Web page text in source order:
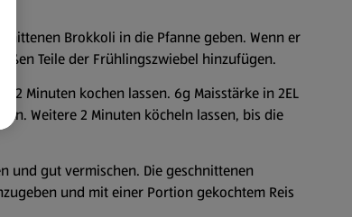
Brokkoli in die Pfanne geben. Wenn er
Teile der Frühlingszwiebel hinzufügen.
2 Minuten kochen lassen. 6g Maisstärke in 2EL
Weitere 2 Minuten köcheln lassen, bis die
und gut vermischen. Die geschnittenen
und mit einer Portion gekochtem Reis